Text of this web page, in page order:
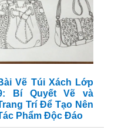
Vẽ Túi Xách Lớp
Bí Quyết Vẽ và
Trí Để Tạo Nên
Phẩm Độc Đáo